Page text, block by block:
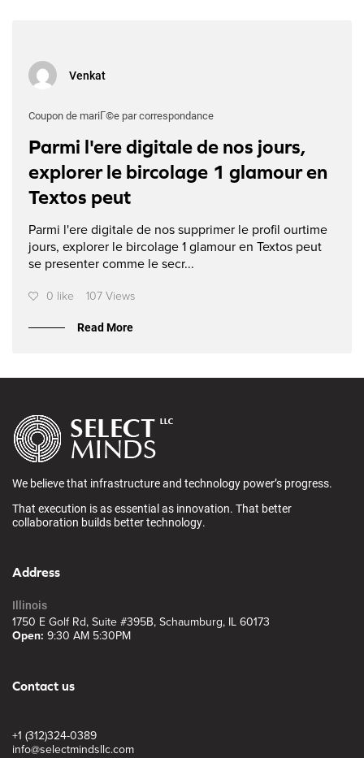
Venkat
Coupon de mariГ©e par correspondance
Parmi l'ere digitale de nos jours,
explorer le bircolage 1 glamour en
Textos peut
Parmi l'ere digitale de nos supprimer le profil ourtime
jours, explorer le bircolage 1 glamour en Textos peut
se presenter comme le secr...
0 like 107 Views
Read More
We believe that infrastructure and technology power’s progress.
That execution is as essential as innovation. That better
collaboration builds better technology.
Address
Illinois
1750 E Golf Rd, Suite #395B, Schaumburg, IL 60173
Open: 9:30 AM 5:30PM
Contact us
+1 (312)324-0389
info@selectmindsllc.com